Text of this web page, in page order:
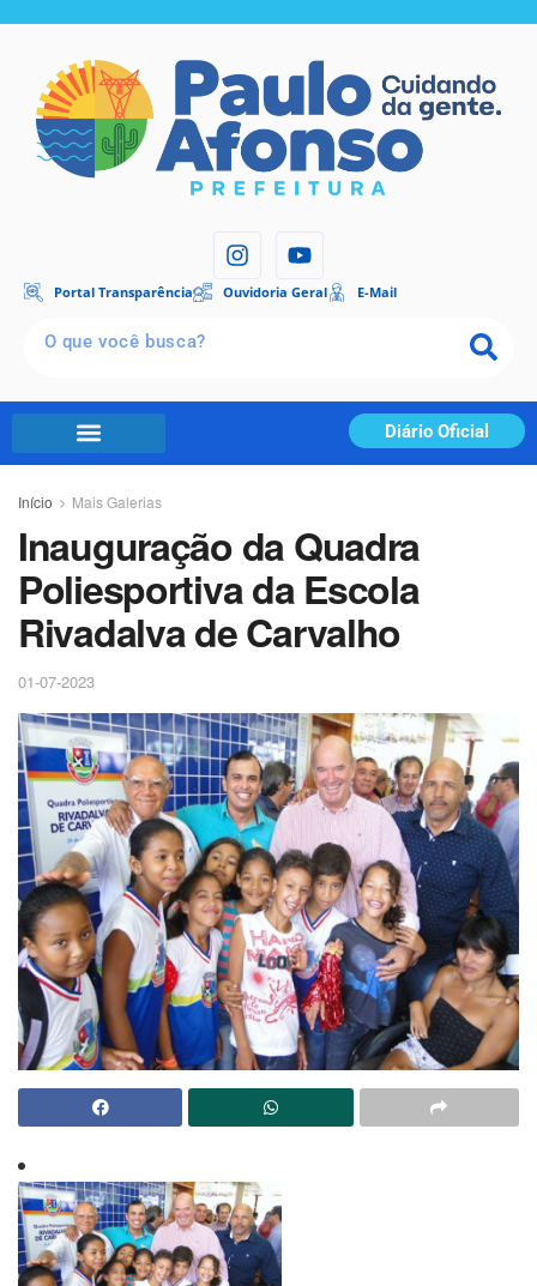
Portal Transparência Ouvidoria Geral E-Mail
Diário Oficial
Início Mais Galerias
Inauguração da Quadra
Poliesportiva da Escola
Rivadalva de Carvalho
01-07-2023